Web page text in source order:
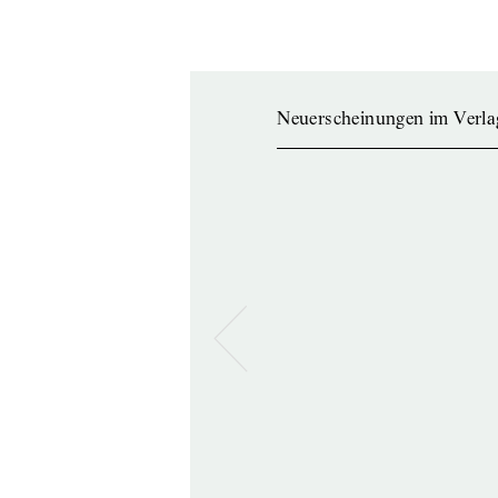
Neuerscheinungen im